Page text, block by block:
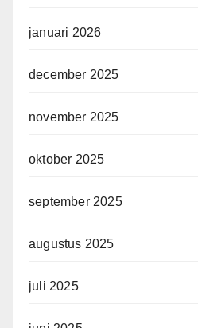
januari 2026
december 2025
november 2025
oktober 2025
september 2025
augustus 2025
juli 2025